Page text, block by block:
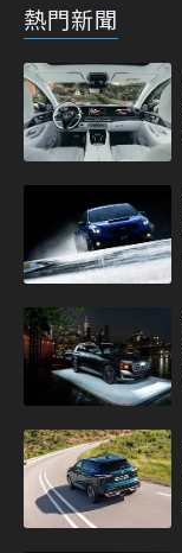
熱門新聞